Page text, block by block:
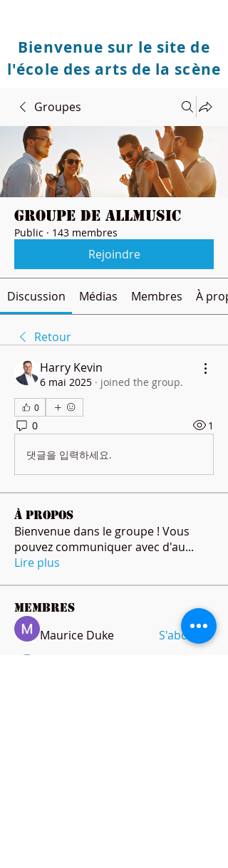
Bienvenue sur le site de
l'école des arts de la scène
Groupes
Groupe de Allmusic
Public · 143 membres
Rejoindre
Discussion Médias Membres À
Retour
Harry Kevin
6 mai 2025 · joined the group.
0
0 1
댓글을 입력하세요.
À propos
Bienvenue dans le groupe ! Vous
pouvez communiquer avec d'au...
Lire plus
membres
Maurice Duke S'abonner